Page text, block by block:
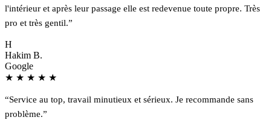
l'intérieur et après leur passage elle est redevenue toute propre. Très
pro et très gentil.”
H
Hakim B.
Google
★ ★ ★ ★ ★
“Service au top, travail minutieux et sérieux. Je recommande sans
problème.”